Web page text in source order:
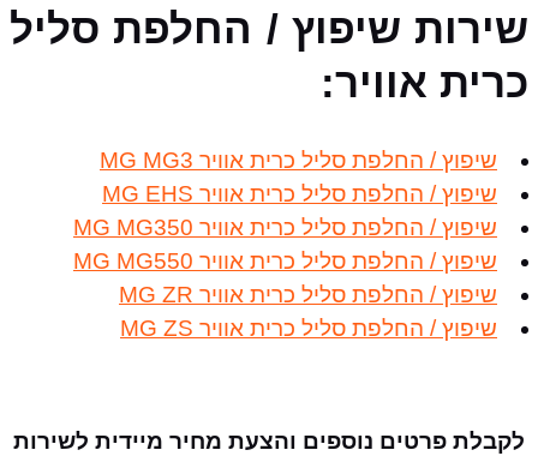
שירות שיפוץ / החלפת סליל
כרית אוויר:
שיפוץ / החלפת סליל כרית אוויר MG MG3
שיפוץ / החלפת סליל כרית אוויר MG EHS
שיפוץ / החלפת סליל כרית אוויר MG MG350
שיפוץ / החלפת סליל כרית אוויר MG MG550
שיפוץ / החלפת סליל כרית אוויר MG ZR
שיפוץ / החלפת סליל כרית אוויר MG ZS
לקבלת פרטים נוספים והצעת מחיר מיידית לשירות